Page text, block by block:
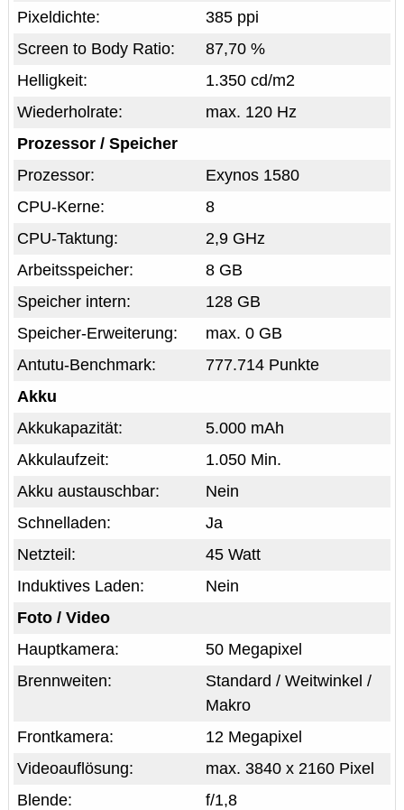
385 ppi
Pixeldichte:
87,70 %
Screen to Body Ratio:
1.350 cd/m2
Helligkeit:
max. 120 Hz
Wiederholrate:
Prozessor / Speicher
Exynos 1580
Prozessor:
8
CPU-Kerne:
2,9 GHz
CPU-Taktung:
8 GB
Arbeitsspeicher:
128 GB
Speicher intern:
max. 0 GB
Speicher-Erweiterung:
777.714 Punkte
Antutu-Benchmark:
Akku
5.000 mAh
Akkukapazität:
1.050 Min.
Akkulaufzeit:
Nein
Akku austauschbar:
Ja
Schnelladen:
45 Watt
Netzteil:
Nein
Induktives Laden:
Foto / Video
50 Megapixel
Hauptkamera:
Standard / Weitwinkel /
Makro
Brennweiten:
12 Megapixel
Frontkamera:
max. 3840 x 2160 Pixel
Videoauflösung:
f/1,8
Blende: